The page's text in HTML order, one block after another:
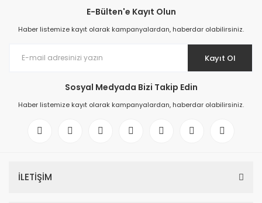
E-Bülten'e Kayıt Olun
Haber listemize kayıt olarak kampanyalardan, haberdar olabilirsiniz.
Kayıt Ol
Sosyal Medyada Bizi Takip Edin
Haber listemize kayıt olarak kampanyalardan, haberdar olabilirsiniz.
İLETİŞİM